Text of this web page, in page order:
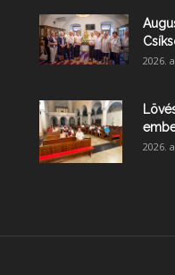
2026.
2026.